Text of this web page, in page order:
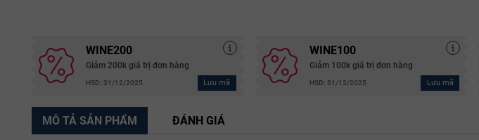
WINE200
Giảm 200k giá trị đơn hàng
HSD: 31/12/2025 Lưu mã
WINE100
Giảm 100k giá trị đơn hàng
HSD: 31/12/2025 Lưu mã
MÔ TẢ SẢN PHẨM ĐÁNH GIÁ